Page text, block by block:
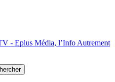
- Eplus Média, l’Info Autrement